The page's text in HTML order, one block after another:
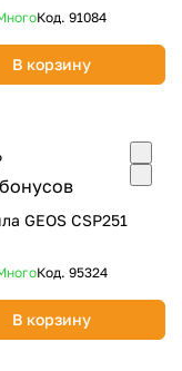
Код. 91084
В корзину
GEOS CSP251
Код. 95324
В корзину
25
раз в 2